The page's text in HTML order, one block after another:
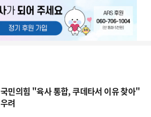
국민의힘 "육사 통합, 쿠데타서 이유 찾아"
우려